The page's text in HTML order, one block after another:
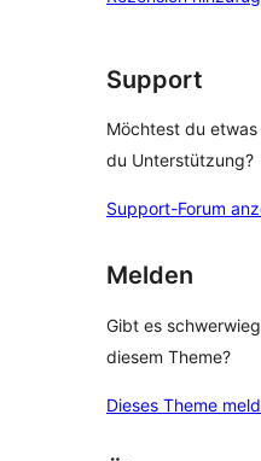
Support
Möchtest du
du Unterstützung?
Support-Forum
Melden
Gibt es
diesem Theme?
Dieses Theme